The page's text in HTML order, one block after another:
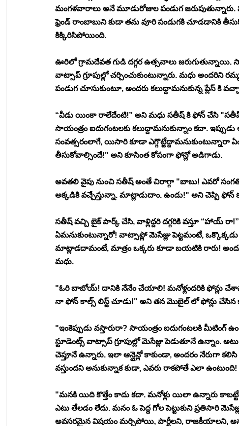
మంగళవారాలు అనే మూడురోజుల పండుగ జరుపుతున్నారు.
ఫ్రెండ్ రాంబాబుని కుడా తమ వూరి పండుగకి చూడడానికి
కిక్కిరిసిపోయింది.
ఊరిలో గ్రామదేవత గుడి దగ్గర ఉత్సవాలు జరుగుతున్నాయి.
వాట్సాప్ గ్రూపుల్లో చర్చించుకుంటున్నారు. మధు
పండుగ చూసుకుంటూ, అందరు కలుద్దామనుకున్న ప్లేస్ కి
“వీడు యింకా రాలేదేంటి!” అని మధు సతీష్ కి ఫోన్ చేసి "సతీష్!
సాయంత్రం ఐదుగంటలకు కలుద్దామనుకున్నాం కదా.
సంవత్సరంలాగే, యిసారి కూడా ఎగ్గొట్టేద్దామనుకుంటున్నారా
తీసుకోవాల్సిందే!" అని కూసింత కోపంగా ఫోన్లో అడిగాడు.
అవతలి వైపు నుంచి సతీష్ అంతే చిరాగ్గా "బాబు! ఎవరో
అక్కడికి వచ్చేస్తున్నా. మాట్లాడుదాం. ఉండు!" అని చెప్పి ఫోన్
సతీష్ వచ్చి బైక్ పార్క్ చేసి, వాళ్లిద్దరి దగ్గరికి వస్తూ “హాయ్
ఏమనుకుంటున్నారో! వాట్సాప్లో మెసేజ్లు పెట్టమంటే,
మాట్లాడదామంటే, మాత్రం ఒక్కరు కూడా బయటికి రారు!
మధు.
"ఓరి బాబోయ్! దానికి నేనేం చేయాలి! మనోళ్లందరికి ఫోన్లు
నా ఫోన్ కాల్స్ లిస్ట్ చూడు!" అని తన మొబైల్ లో ఫోన్లు చేసిన
"ఇంకెప్పుడు వస్తారురా? సాయంత్రం ఐదుగంటలకి మీటింగ్
స్టూడెంట్స్ వాట్సాప్ గ్రూపుల్లో మెసేజ్లు పెడుతూనే ఉన్నాం.
చెప్తూనే ఉన్నారు. ఇలా ఆన్లైన్లో కాకుండా, అందరం నేరుగా
వస్తుందని అనుకున్నాక కుడా, ఎవరు రాకపోతే ఎలా
"మనకి యిది కొత్తేం కాదు కదా. మనోళ్లు యిలా ఉన్నారు
ఎటు తేలడం లేదు. మనం ఓ పెద్ద గోల పెట్టుకుని ప్రతిసారి
అవసరమైన విషయం మర్చిపోయి, పార్టీలని, రాజకీయాలని,